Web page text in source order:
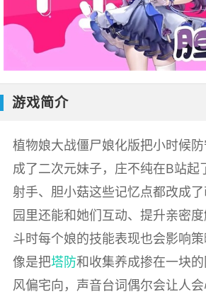
游戏简介
植物娘大战僵尸娘化版把小时候
成了二次元妹子，庄不纯在B站起
射手、胆小菇这些记忆点都改成
园里还能和她们互动、提升亲密
斗时每个娘的技能表现也会影响
像是把塔防和收集养成掺在一块
风偏宅向，声音台词偶尔会让人